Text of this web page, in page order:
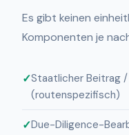
Es gibt keinen
Komponenten je
Staatlicher Beitrag
(routenspezifisch)
Due-Diligence-